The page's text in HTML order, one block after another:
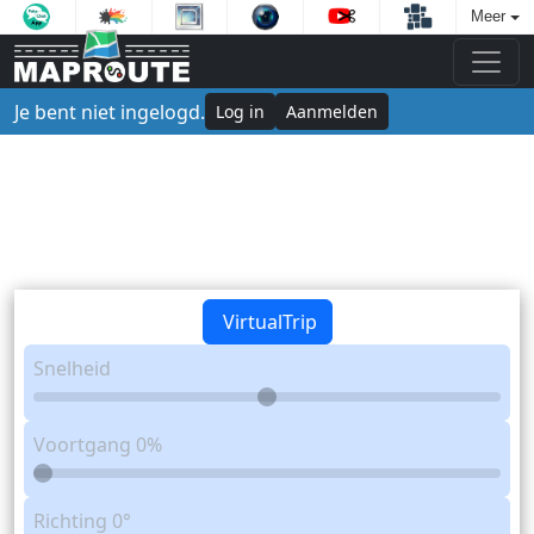
Meer
Je bent niet ingelogd. Log in Aanmelden
VirtualTrip
Snelheid
Voortgang 0%
Richting 0°